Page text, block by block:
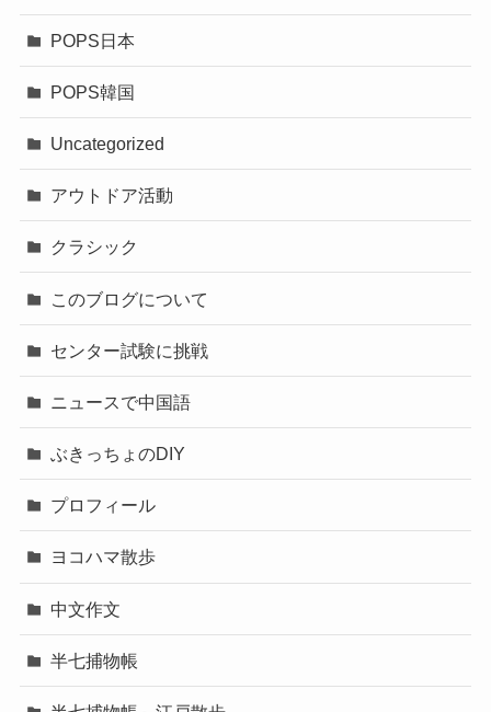
POPS日本
POPS韓国
Uncategorized
アウトドア活動
クラシック
このブログについて
センター試験に挑戦
ニュースで中国語
ぶきっちょのDIY
プロフィール
ヨコハマ散歩
中文作文
半七捕物帳